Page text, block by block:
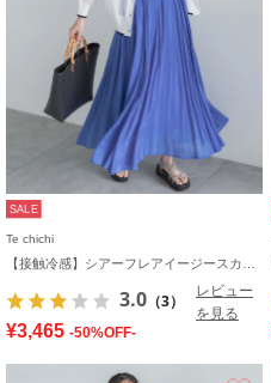
SALE
Te chichi
3.0 （3）
レビュー
を見る
¥3,465 -50%OFF-